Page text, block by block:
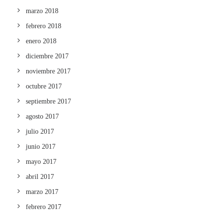
marzo 2018
febrero 2018
enero 2018
diciembre 2017
noviembre 2017
octubre 2017
septiembre 2017
agosto 2017
julio 2017
junio 2017
mayo 2017
abril 2017
marzo 2017
febrero 2017